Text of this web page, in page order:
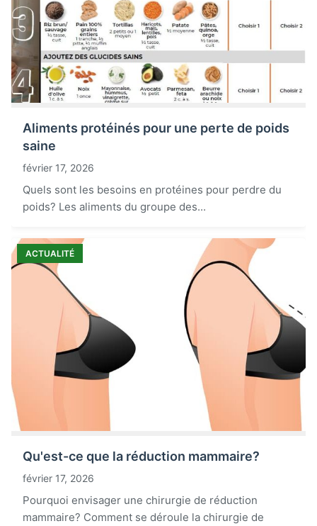
Aliments protéinés pour une perte de poids
saine
février 17, 2026
Quels sont les besoins en protéines pour perdre du
poids? Les aliments du groupe des...
ACTUALITÉ
Qu'est-ce que la réduction mammaire?
février 17, 2026
Pourquoi envisager une chirurgie de réduction
mammaire? Comment se déroule la chirurgie de